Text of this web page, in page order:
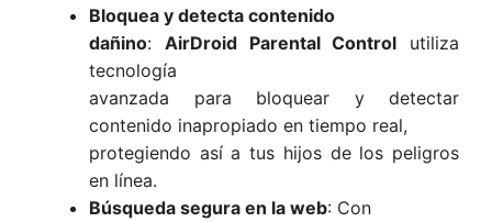
Bloquea y detecta contenido
dañino: AirDroid Parental Control utiliza
tecnología
avanzada para bloquear y detectar
contenido inapropiado en tiempo real,
protegiendo así a tus hijos de los peligros
en línea.
Búsqueda segura en la web: Con